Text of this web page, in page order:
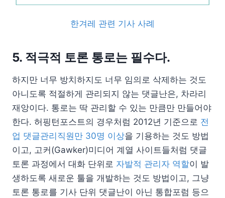
한겨레 관련 기사 사례
5. 적극적 토론 통로는 필수다.
하지만 너무 방치하지도 너무 임의로 삭제하는 것도
아니도록 적절하게 관리되지 않는 댓글난은, 차라리
재앙이다. 통로는 딱 관리할 수 있는 만큼만 만들어야
한다. 허핑턴포스트의 경우처럼 2012년 기준으로 전
업 댓글관리직원만 30명 이상을 기용하는 것도 방법
이고, 고커(Gawker)미디어 계열 사이트들처럼 댓글
토론 과정에서 대화 단위로 자발적 관리자 역할이 발
생하도록 새로운 툴을 개발하는 것도 방법이고, 그냥
토론 통로를 기사 단위 댓글난이 아닌 통합포럼 등으